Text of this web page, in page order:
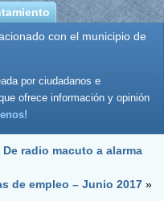
con el municipio de
por ciudadanos e
ofrece información y opinión
radio macuto a alarma
de empleo – Junio 2017 »